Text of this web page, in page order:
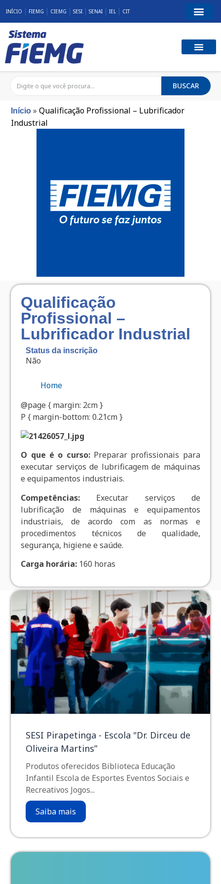
INÍCIO FIEMG CIEMG SESI SENAI IEL CIT
BUSCAR
Início »Qualificação Profissional – Lubrificador
Industrial
Qualificação
Profissional –
Lubrificador Industrial
Status da inscrição
Não
Home
@page { margin: 2cm }
P { margin-bottom: 0.21cm }
O que é o curso: Preparar profissionais para
executar serviços de lubrificagem de máquinas
e equipamentos industriais.
Competências: Executar serviços de
lubrificação de máquinas e equipamentos
industriais, de acordo com as normas e
procedimentos técnicos de qualidade,
segurança, higiene e saúde.
Carga horária: 160 horas
SESI Pirapetinga - Escola "Dr. Dirceu de
Oliveira Martins”
Produtos oferecidos Biblioteca Educação
Infantil Escola de Esportes Eventos Sociais e
Recreativos Jogos...
Saiba mais